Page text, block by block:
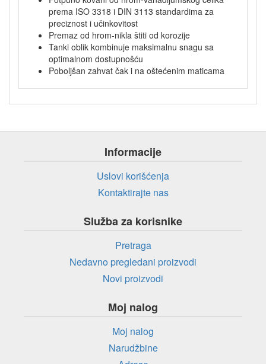
prema ISO 3318 i DIN 3113 standardima za
preciznost i učinkovitost
Premaz od hrom-nikla štiti od korozije
Tanki oblik kombinuje maksimalnu snagu sa
optimalnom dostupnošću
Poboljšan zahvat čak i na oštećenim maticama
Informacije
Uslovi korišćenja
Kontaktirajte nas
Služba za korisnike
Pretraga
Nedavno pregledani proizvodi
Novi proizvodi
Moj nalog
Moj nalog
Narudžbine